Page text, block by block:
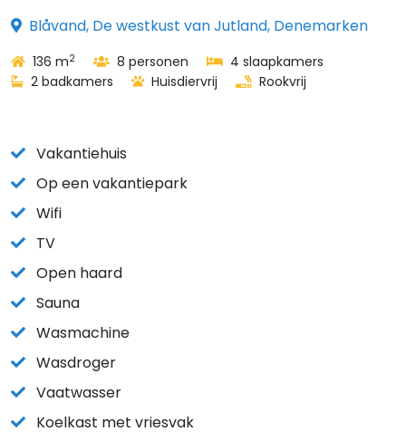
Blåvand, De westkust van Jutland, Denemarken
136 m2 8 personen
4 slaapkamers
2 badkamers
Huisdiervrij Rookvrij
Vakantiehuis
Op een vakantiepark
Wifi
TV
Open haard
Sauna
Wasmachine
Wasdroger
Vaatwasser
Koelkast met vriesvak